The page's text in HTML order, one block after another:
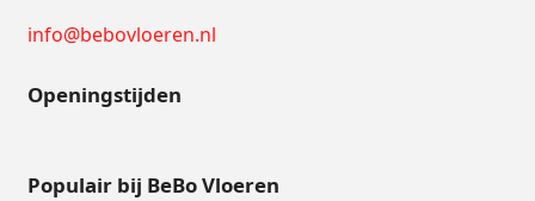
info@bebovloeren.nl
Openingstijden
Populair bij BeBo Vloeren